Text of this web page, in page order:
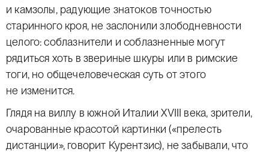
и камзолы, радующие знатоков точностью
старинного кроя, не заслонили злободневности
целого: соблазнители и соблазненные могут
рядиться хоть в звериные шкуры или в римские
тоги, но общечеловеческая суть от этого
не изменится.
Глядя на виллу в южной Италии XVIII века, зрители,
очарованные красотой картинки («прелесть
дистанции», говорит Курентзис), не забывали, что